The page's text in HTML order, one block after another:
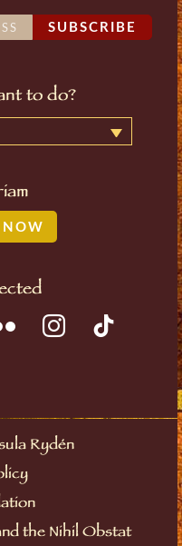
SUBSCRIBE
to do?
NOW
Rydén
the Nihil Obstat